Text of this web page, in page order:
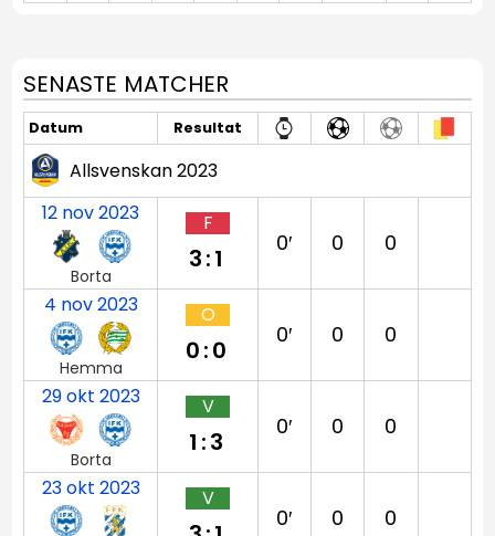
SENASTE MATCHER
Datum Resultat
Allsvenskan 2023
12 nov 2023
Borta
F
3:1
0′ 0 0
4 nov 2023
Hemma
O
0:0
0′ 0 0
29 okt 2023
Borta
V
1:3
0′ 0 0
23 okt 2023 V
0′ 0 0